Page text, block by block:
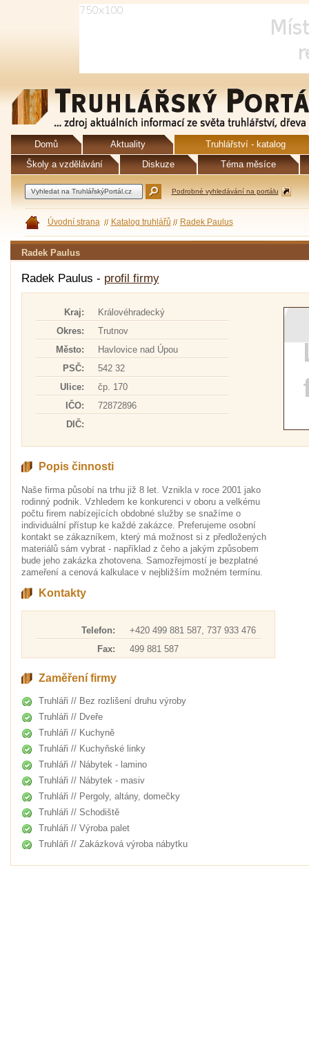
Domů Aktuality
Truhlářství - katalog
Školy a vzdělávání
Diskuze Téma měsíce
Podrobné vyhledávání na portálu
Úvodní strana Katalog truhlářů Radek Paulus
Radek Paulus
Radek Paulus - profil firmy
Kraj:
Královéhradecký
Okres:
Trutnov
Město:
Havlovice nad Úpou
PSČ:
542 32
Ulice:
čp. 170
IČO:
72872896
DIČ:
Popis činnosti
Naše firma působí na trhu již 8 let. Vznikla v roce 2001 jako
rodinný podnik. Vzhledem ke konkurenci v oboru a velkému
počtu firem nabízejících obdobné služby se snažíme o
individuální přístup ke každé zakázce. Preferujeme osobní
kontakt se zákazníkem, který má možnost si z předložených
materiálů sám vybrat - například z čeho a jakým způsobem
bude jeho zakázka zhotovena. Samozřejmostí je bezplatné
zameření a cenová kalkulace v nejbližším možném termínu.
Kontakty
Telefon:
+420 499 881 587, 737 933 476
Fax:
499 881 587
Zaměření firmy
Truhláři // Bez rozlišení druhu výroby
Truhláři // Dveře
Truhláři // Kuchyně
Truhláři // Kuchyňské linky
Truhláři // Nábytek - lamino
Truhláři // Nábytek - masiv
Truhláři // Pergoly, altány, domečky
Truhláři // Schodiště
Truhláři // Výroba palet
Truhláři // Zakázková výroba nábytku